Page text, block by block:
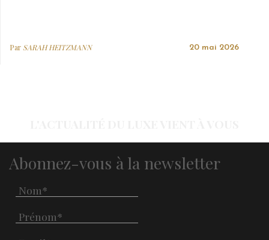
Par SARAH HEITZMANN 20 mai 2026
Abonnez-vous à la newsletter